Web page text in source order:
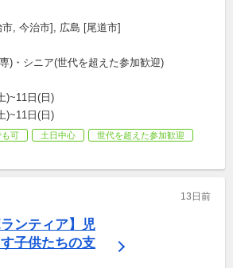
, 今治市], 広島 [尾道市]
)・シニア(世代を超えた参加歓迎)
)~11日(日)
)~11日(日)
も可 土日中心
世代を超えた参加歓迎
13日前
ンティア】児
子供たちの支